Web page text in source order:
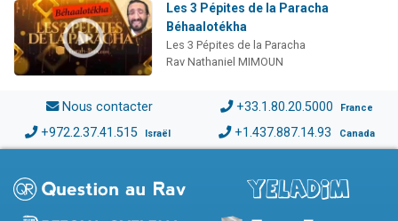
Les 3 Pépites de la Paracha
Béhaalotékha
Les 3 Pépites de la Paracha
Rav Nathaniel MIMOUN
Nous contacter +33.1.80.20.5000 France
+972.2.37.41.515 Israël +1.437.887.14.93 Canada